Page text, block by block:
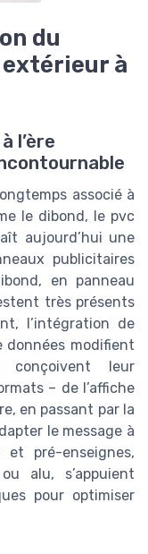
du
à
l’ère
associé à
le dibond, le pvc
aujourd’hui une
publicitaires
en panneau
très présents
l’intégration de
modifient
leur
– de l’affiche
en passant par la
le message à
pré-enseignes,
alu, s’appuient
pour optimiser